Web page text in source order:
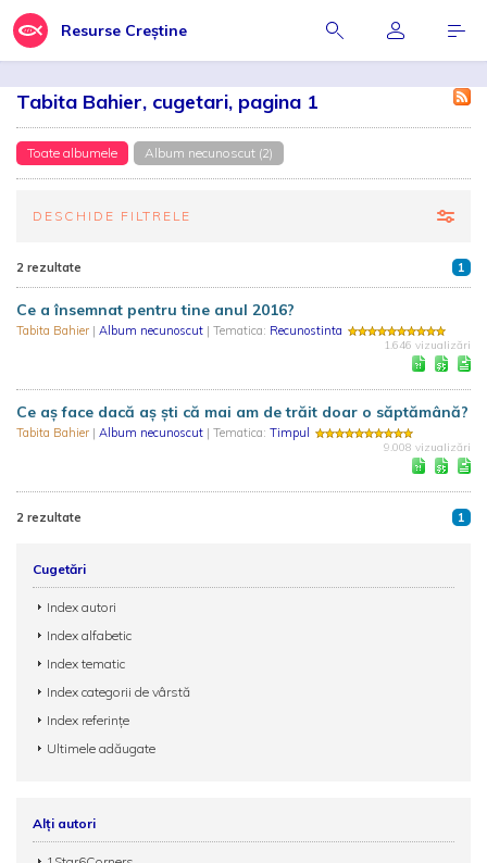
Resurse Creștine
Tabita Bahier, cugetari, pagina 1
Toate albumele Album necunoscut (2)
DESCHIDE FILTRELE
2 rezultate 1
Ce a însemnat pentru tine anul 2016?
Tabita Bahier | Album necunoscut | Tematica: Recunostinta
1.646 vizualizări
Ce aș face dacă aș ști că mai am de trăit doar o săptămână?
Tabita Bahier | Album necunoscut | Tematica: Timpul
9.008 vizualizări
2 rezultate 1
Cugetări
Index autori
Index alfabetic
Index tematic
Index categorii de vârstă
Index referințe
Ultimele adăugate
Alți autori